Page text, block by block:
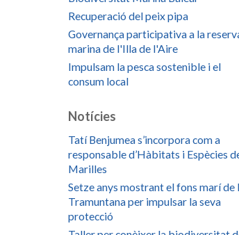
Recuperació del peix pipa
Governança participativa a la
marina de l'Illa de l'Aire
Impulsam la pesca sostenible i el
consum local
Notícies
Tatí Benjumea s’incorpora com a
responsable d’Hàbitats i Espècies
Marilles
Setze anys mostrant el fons marí de
Tramuntana per impulsar la seva
protecció